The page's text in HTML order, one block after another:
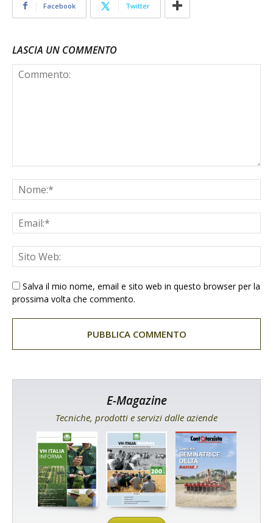
Facebook Twitter
LASCIA UN COMMENTO
Salva il mio nome, email e sito web in questo browser per la
prossima volta che commento.
E-Magazine
Tecniche, prodotti e servizi dalle aziende